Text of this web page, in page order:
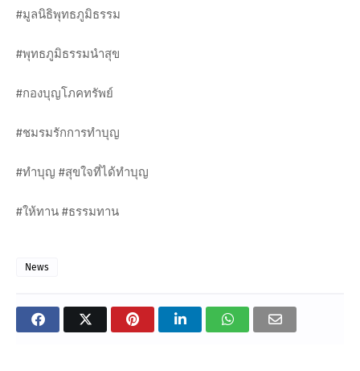
#มูลนิธิพุทธภูมิธรรม
#พุทธภูมิธรรมนำสุข
#กองบุญโภคทรัพย์
#ชมรมรักการทำบุญ
#ทำบุญ #สุขใจที่ได้ทำบุญ
#ให้ทาน #ธรรมทาน
News